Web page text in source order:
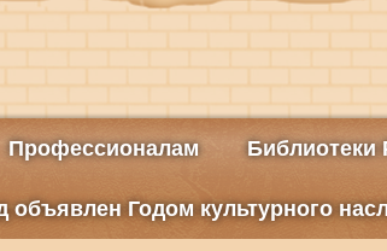
Профессионалам Библиотеки
объявлен Годом культурного